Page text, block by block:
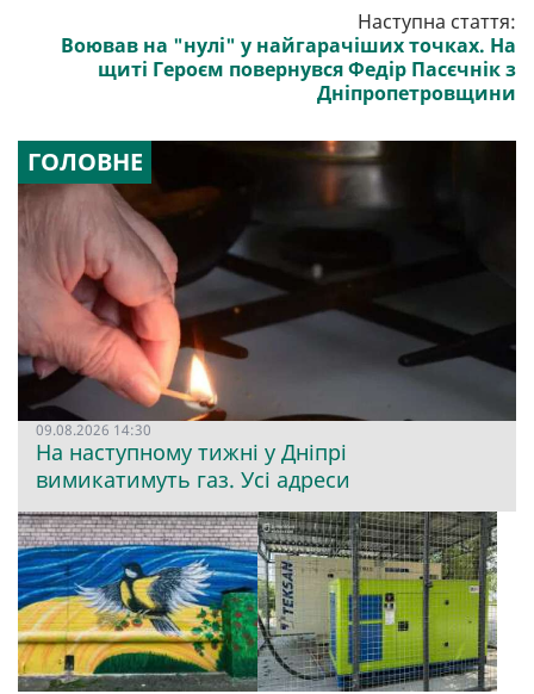
Наступна стаття:
Воював на "нулі" у найгарачіших точках. На
щиті Героєм повернувся Федір Пасєчнік з
Дніпропетровщини
ГОЛОВНЕ
09.08.2026 14:30
На наступному тижні у Дніпрі
вимикатимуть газ. Усі адреси